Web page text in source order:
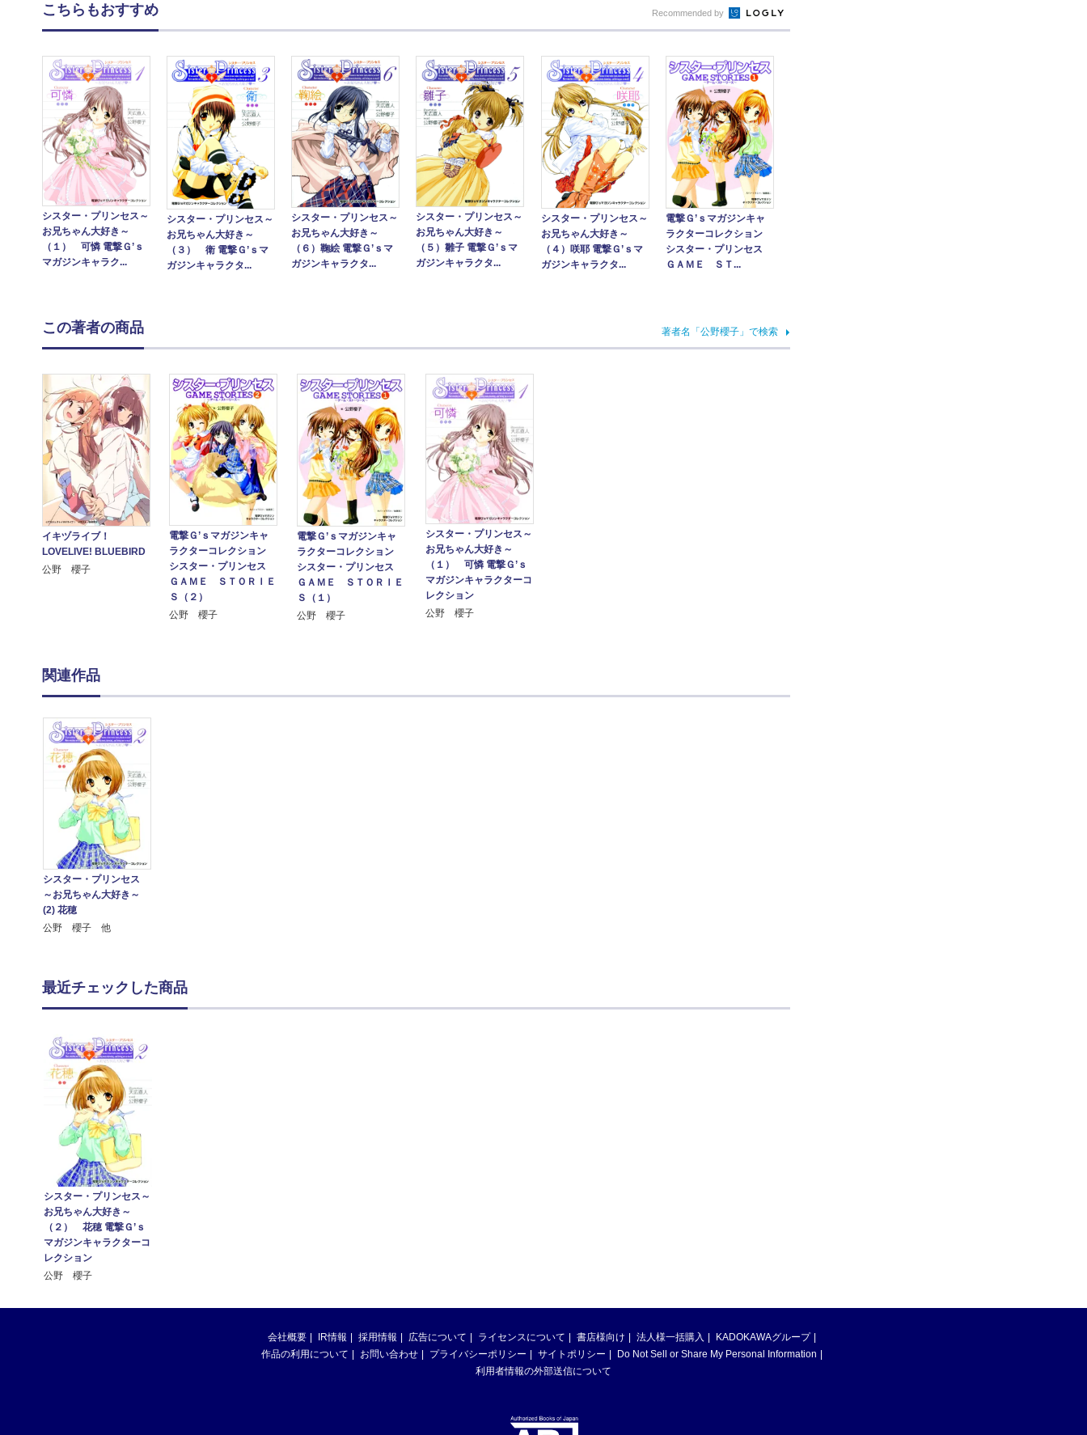
こちらもおすすめ Recommended by
シスター・プリンセス～
お兄ちゃん大好き～
（１） 可憐 電撃Ｇ’ｓ
マガジンキャラク...
シスター・プリンセス～
お兄ちゃん大好き～
（３） 衛 電撃Ｇ’ｓマ
ガジンキャラクタ...
シスター・プリンセス～
お兄ちゃん大好き～
（６）鞠絵 電撃Ｇ’ｓマ
ガジンキャラクタ...
シスター・プリンセス～
お兄ちゃん大好き～
（５）雛子 電撃Ｇ’ｓマ
ガジンキャラクタ...
シスター・プリンセス～
お兄ちゃん大好き～
（４）咲耶 電撃Ｇ’ｓマ
ガジンキャラクタ...
電撃Ｇ’ｓマガジンキャ
ラクターコレクション
シスター・プリンセス
ＧＡＭＥ ＳＴ...
この著者の商品 著者名「公野櫻子」で検索
イキヅライブ！
LOVELIVE! BLUEBIRD
公野 櫻子
電撃Ｇ’ｓマガジンキャ
ラクターコレクション
シスター・プリンセス
ＧＡＭＥ ＳＴＯＲＩＥ
Ｓ（２）
公野 櫻子
電撃Ｇ’ｓマガジンキャ
ラクターコレクション
シスター・プリンセス
ＧＡＭＥ ＳＴＯＲＩＥ
Ｓ（１）
公野 櫻子
シスター・プリンセス～
お兄ちゃん大好き～
（１） 可憐 電撃Ｇ’ｓ
マガジンキャラクターコ
レクション
公野 櫻子
関連作品
シスター・プリンセス
～お兄ちゃん大好き～
(2) 花穂
公野 櫻子 他
最近チェックした商品
シスター・プリンセス～
お兄ちゃん大好き～
（２） 花穂 電撃Ｇ’ｓ
マガジンキャラクターコ
レクション
公野 櫻子
会社概要 IR情報 採用情報 広告について ライセンスについて 書店様向け 法人様一括購入
KADOKAWAグループ
作品の利用について
お問い合わせ プライバシーポリシー サイトポリシー
Do Not Sell or Share My Personal Information
利用者情報の外部送信について